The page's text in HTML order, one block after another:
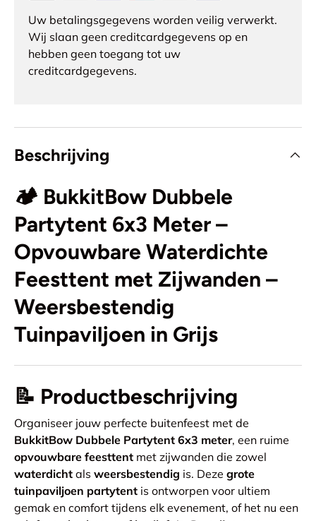
Uw betalingsgegevens worden veilig verwerkt.
Wij slaan geen creditcardgegevens op en
hebben geen toegang tot uw
creditcardgegevens.
Beschrijving
🏕️ BukkitBow Dubbele
Partytent 6x3 Meter –
Opvouwbare Waterdichte
Feesttent met Zijwanden –
Weersbestendig
Tuinpaviljoen in Grijs
📝 Productbeschrijving
Organiseer jouw perfecte buitenfeest met de
BukkitBow Dubbele Partytent 6x3 meter, een ruime
opvouwbare feesttent met zijwanden die zowel
waterdicht als weersbestendig is. Deze grote
tuinpaviljoen partytent is ontworpen voor ultiem
gemak en comfort tijdens elk evenement, of het nu een